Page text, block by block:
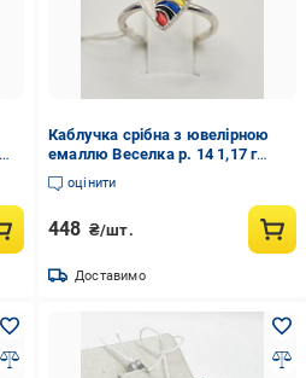
Каблучка срібна з ювелірною
емаллю Веселка р. 14 1,17 г
(3023998835)
оцінити
448 ₴/шт.
Доставимо